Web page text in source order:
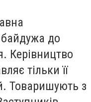
байдужа до
Керівництво
тільки її
Товаришують з